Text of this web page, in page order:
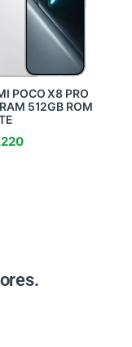
POCO X8 PRO
512GB ROM